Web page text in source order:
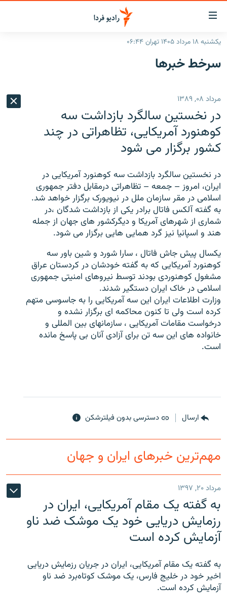
لینک‌های
قابلیت
دسترسی
بازگشت
اصلی
رفتن
به
صفحه
جستجو
ایران
رادیو
انتخاب کنید و بشنوید
برنامه‌های رادیویی
پادکست
چندرسانه‌ای
گزارش‌های ویدئویی
English
به ما بپیوندید
زبان‌های دیگر
یکشنبه ۱۸ مرداد ۱۴۰۵ تهران ۰۶:۴۴
سرخط‌ خبرها
مرداد ۰۸, ۱۳۸۹
در نخستین سالگرد بازداشت سه
کوهنورد آمریکایی، تظاهراتی در چند
کشور برگزار می شود
در نخستین سالگرد بازداشت سه کوهنورد آمریکایی در
ایران، امروز – جمعه – تظاهراتی درمقابل دفتر جمهوری
اسلامی در مقر سازمان ملل در نیویورک برگزار خواهد شد.
به گفته آلکس فاتال برادر یکی از بازداشت شدگان ،در
شماری از شهرهای آمریکا و دیگرکشور های جهان از جمله
هند و اسپانیا نیز گرد همایی هایی برگزار می شود.
یکسال پیش جاش فاتال ، سارا شورد و شین باور سه
کوهنورد آمریکایی که به گفته خودشان در کردستان عراق
مشغول کوهنوردی بودند توسط نیروهای امنیتی جمهوری
اسلامی در خاک ایران دستگیر شدند.
وزارت اطلاعات ایران این سه آمریکایی را به جاسوسی متهم
کرده است ولی تا کنون محاکمه ای برگزار نشده و
درخواست مقامات آمریکایی ، سازمانهای بین المللی و
خانواده های این سه تن برای آزادی آنان بی پاسخ مانده
است.
ارسال دسترسی بدون فیلترشکن
مهم‌ترین خبرهای ایران و جهان
مرداد ۲۰, ۱۳۹۷
به گفته یک مقام آمریکایی، ایران در
رزمایش دریایی خود یک موشک ضد ناو
آزمایش کرده است
به گفته یک مقام آمریکایی، ایران در جریان رزمایش دریایی
اخیر خود در خلیج فارس، یک موشک کوتاه‌برد ضد ناو
آزمایش کرده است.